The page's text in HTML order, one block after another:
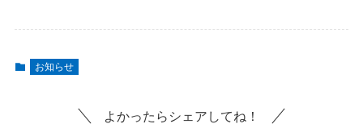
お知らせ
よかったらシェアしてね！